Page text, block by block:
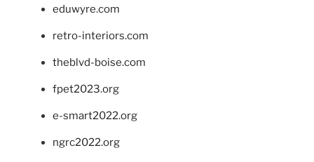
eduwyre.com
retro-interiors.com
theblvd-boise.com
fpet2023.org
e-smart2022.org
ngrc2022.org